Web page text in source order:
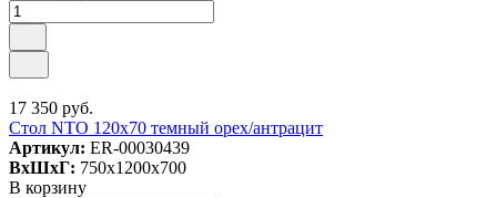
17 350 руб.
Стол NTO 120x70 темный орех/антрацит
Артикул: ER-00030439
ВxШxГ: 750x1200x700
В корзину